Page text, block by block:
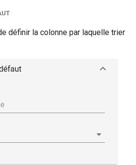
définir la colonne par laquelle trier